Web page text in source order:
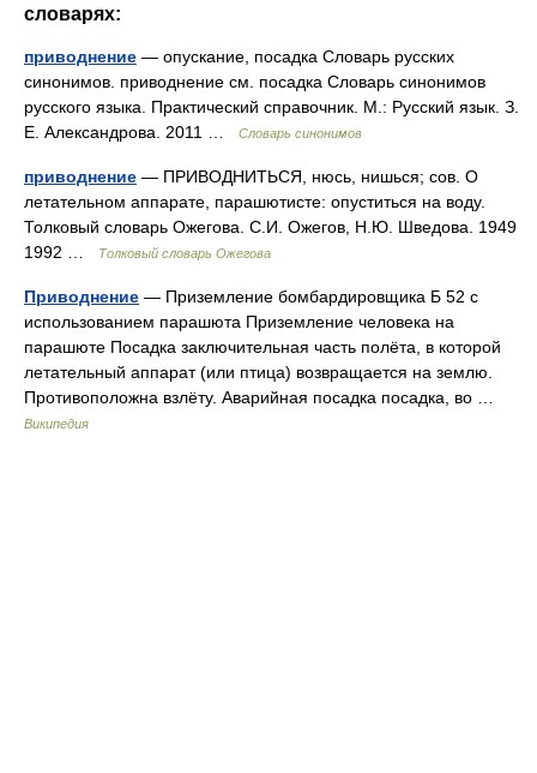
словарях:
приводнение — опускание, посадка Словарь русских
синонимов. приводнение см. посадка Словарь синонимов
русского языка. Практический справочник. М.: Русский язык. З.
Е. Александрова. 2011 …
Словарь синонимов
приводнение — ПРИВОДНИТЬСЯ, нюсь, нишься; сов. О
летательном аппарате, парашютисте: опуститься на воду.
Толковый словарь Ожегова. С.И. Ожегов, Н.Ю. Шведова. 1949
1992 …
Толковый словарь Ожегова
Приводнение — Приземление бомбардировщика Б 52 с
использованием парашюта Приземление человека на
парашюте Посадка заключительная часть полёта, в которой
летательный аппарат (или птица) возвращается на землю.
Противоположна взлёту. Аварийная посадка посадка, во …
Википедия